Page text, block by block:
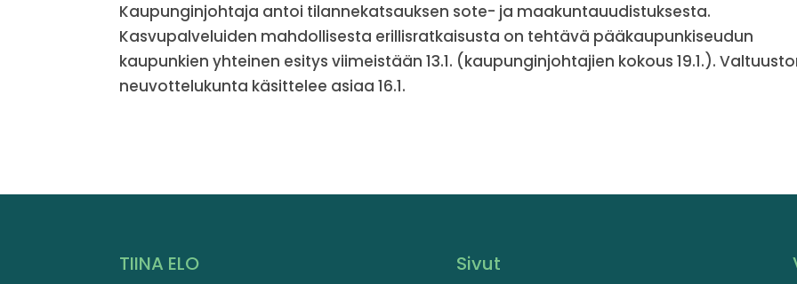
Kaupunginjohtaja antoi tilannekatsauksen sote- ja maakuntauudistuksesta.
Kasvupalveluiden mahdollisesta erillisratkaisusta on tehtävä pääkaupunkiseudun
kaupunkien yhteinen esitys viimeistään 13.1. (kaupunginjohtajien kokous 19.1.).
neuvottelukunta käsittelee asiaa 16.1.
TIINA ELO Sivut